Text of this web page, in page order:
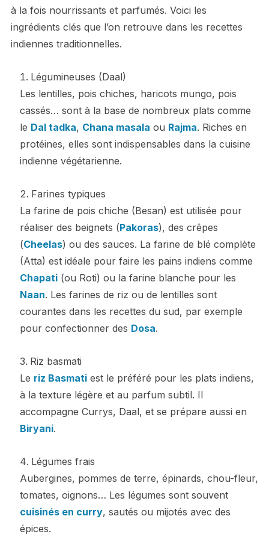
à la fois nourrissants et parfumés. Voici les
ingrédients clés que l’on retrouve dans les recettes
indiennes traditionnelles.
Légumineuses (Daal)
Les lentilles, pois chiches, haricots mungo, pois
cassés… sont à la base de nombreux plats comme
le Dal tadka, Chana masala ou Rajma. Riches en
protéines, elles sont indispensables dans la cuisine
indienne végétarienne.
Farines typiques
La farine de pois chiche (Besan) est utilisée pour
réaliser des beignets (Pakoras), des crêpes
(Cheelas) ou des sauces. La farine de blé complète
(Atta) est idéale pour faire les pains indiens comme
Chapati(ou Roti) ou la farine blanche pour les
Naan. Les farines de riz ou de lentilles sont
courantes dans les recettes du sud, par exemple
pour confectionner des Dosa.
Riz basmati
Le riz Basmatiest le préféré pour les plats indiens,
à la texture légère et au parfum subtil. Il
accompagne Currys, Daal, et se prépare aussi en
Biryani.
Légumes frais
Aubergines, pommes de terre, épinards, chou-fleur,
tomates, oignons… Les légumes sont souvent
cuisinés en curry, sautés ou mijotés avec des
épices.